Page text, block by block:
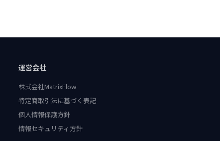
運営会社
株式会社MatrixFlow
特定商取引法に基づく表記
個人情報保護方針
情報セキュリティ方針